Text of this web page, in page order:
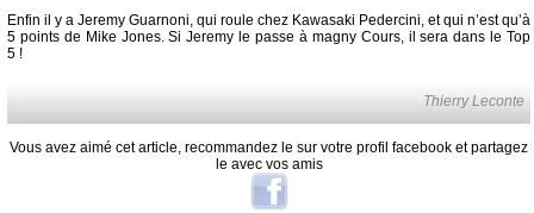
Enfin il y a Jeremy Guarnoni, qui roule chez Kawasaki Pedercini, et qui n’est qu’à
5 points de Mike Jones. Si Jeremy le passe à magny Cours, il sera dans le Top
5 !
Thierry Leconte
Vous avez aimé cet article, recommandez le sur votre profil facebook et partagez
le avec vos amis